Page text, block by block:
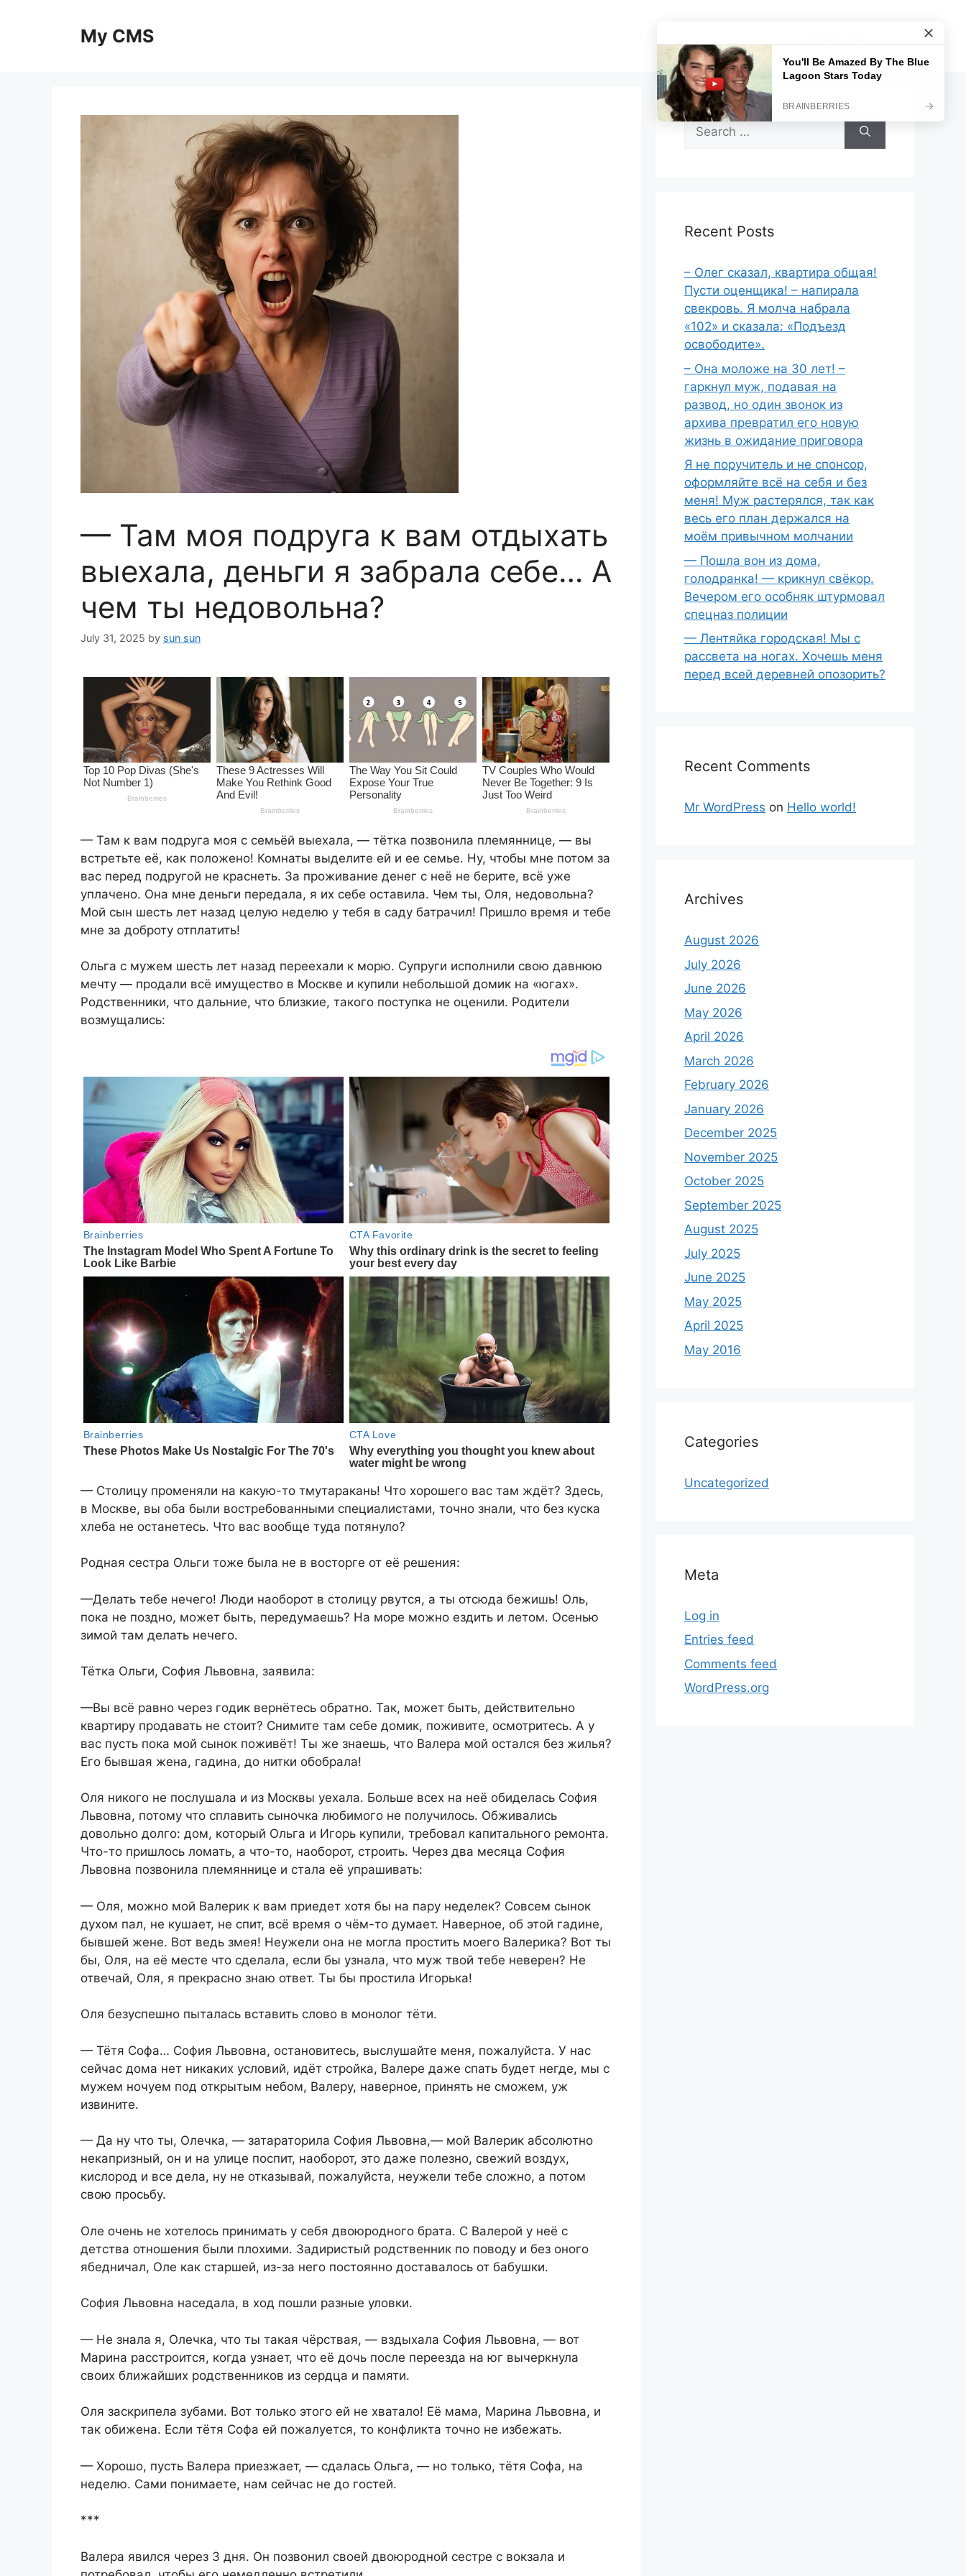
My CMS
— Там моя подруга к вам отдыхать
выехала, деньги я забрала себе… А
чем ты недовольна?
July 31, 2025 by sun sun
— Там к вам подруга моя с семьёй выехала, — тётка позвонила племяннице, — вы
встретьте её, как положено! Комнаты выделите ей и ее семье. Ну, чтобы мне потом за
вас перед подругой не краснеть. За проживание денег с неё не берите, всё уже
уплачено. Она мне деньги передала, я их себе оставила. Чем ты, Оля, недовольна?
Мой сын шесть лет назад целую неделю у тебя в саду батрачил! Пришло время и тебе
мне за доброту отплатить!
Ольга с мужем шесть лет назад переехали к морю. Супруги исполнили свою давнюю
мечту — продали всё имущество в Москве и купили небольшой домик на «югах».
Родственники, что дальние, что близкие, такого поступка не оценили. Родители
возмущались:
— Столицу променяли на какую-то тмутаракань! Что хорошего вас там ждёт? Здесь,
в Москве, вы оба были востребованными специалистами, точно знали, что без куска
хлеба не останетесь. Что вас вообще туда потянуло?
Родная сестра Ольги тоже была не в восторге от её решения:
—Делать тебе нечего! Люди наоборот в столицу рвутся, а ты отсюда бежишь! Оль,
пока не поздно, может быть, передумаешь? На море можно ездить и летом. Осенью
зимой там делать нечего.
Тётка Ольги, София Львовна, заявила:
—Вы всё равно через годик вернётесь обратно. Так, может быть, действительно
квартиру продавать не стоит? Снимите там себе домик, поживите, осмотритесь. А у
вас пусть пока мой сынок поживёт! Ты же знаешь, что Валера мой остался без жилья?
Его бывшая жена, гадина, до нитки обобрала!
Оля никого не послушала и из Москвы уехала. Больше всех на неё обиделась София
Львовна, потому что сплавить сыночка любимого не получилось. Обживались
довольно долго: дом, который Ольга и Игорь купили, требовал капитального ремонта.
Что-то пришлось ломать, а что-то, наоборот, строить. Через два месяца София
Львовна позвонила племяннице и стала её упрашивать:
— Оля, можно мой Валерик к вам приедет хотя бы на пару неделек? Совсем сынок
духом пал, не кушает, не спит, всё время о чём-то думает. Наверное, об этой гадине,
бывшей жене. Вот ведь змея! Неужели она не могла простить моего Валерика? Вот ты
бы, Оля, на её месте что сделала, если бы узнала, что муж твой тебе неверен? Не
отвечай, Оля, я прекрасно знаю ответ. Ты бы простила Игорька!
Оля безуспешно пыталась вставить слово в монолог тёти.
— Тётя Софа… София Львовна, остановитесь, выслушайте меня, пожалуйста. У нас
сейчас дома нет никаких условий, идёт стройка, Валере даже спать будет негде, мы с
мужем ночуем под открытым небом, Валеру, наверное, принять не сможем, уж
извините.
— Да ну что ты, Олечка, — затараторила София Львовна,— мой Валерик абсолютно
некапризный, он и на улице поспит, наоборот, это даже полезно, свежий воздух,
кислород и все дела, ну не отказывай, пожалуйста, неужели тебе сложно, а потом
свою просьбу.
Оле очень не хотелось принимать у себя двоюродного брата. С Валерой у неё с
детства отношения были плохими. Задиристый родственник по поводу и без оного
ябедничал, Оле как старшей, из-за него постоянно доставалось от бабушки.
София Львовна наседала, в ход пошли разные уловки.
— Не знала я, Олечка, что ты такая чёрствая, — вздыхала София Львовна, — вот
Марина расстроится, когда узнает, что её дочь после переезда на юг вычеркнула
своих ближайших родственников из сердца и памяти.
Оля заскрипела зубами. Вот только этого ей не хватало! Её мама, Марина Львовна, и
так обижена. Если тётя Софа ей пожалуется, то конфликта точно не избежать.
— Хорошо, пусть Валера приезжает, — сдалась Ольга, — но только, тётя Софа, на
неделю. Сами понимаете, нам сейчас не до гостей.
***
Валера явился через 3 дня. Он позвонил своей двоюродной сестре с вокзала и
Search
for:
Recent Posts
– Олег сказал, квартира общая!
Пусти оценщика! – напирала
свекровь. Я молча набрала
«102» и сказала: «Подъезд
освободите».
– Она моложе на 30 лет! –
гаркнул муж, подавая на
развод, но один звонок из
архива превратил его новую
жизнь в ожидание приговора
Я не поручитель и не спонсор,
оформляйте всё на себя и без
меня! Муж растерялся, так как
весь его план держался на
моём привычном молчании
— Пошла вон из дома,
голодранка! — крикнул свёкор.
Вечером его особняк штурмовал
спецназ полиции
— Лентяйка городская! Мы с
рассвета на ногах. Хочешь меня
перед всей деревней опозорить?
Recent Comments
Mr WordPress on Hello world!
Archives
August 2026
July 2026
June 2026
May 2026
April 2026
March 2026
February 2026
January 2026
December 2025
November 2025
October 2025
September 2025
August 2025
July 2025
June 2025
May 2025
April 2025
May 2016
Categories
Uncategorized
Meta
Log in
Entries feed
Comments feed
WordPress.org